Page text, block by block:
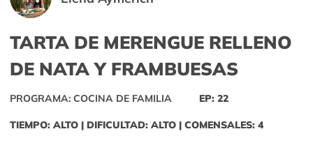
TARTA DE MERENGUE RELLENO
DE NATA Y FRAMBUESAS
PROGRAMA: COCINA DE FAMILIA EP: 22
TIEMPO: ALTO | DIFICULTAD: ALTO | COMENSALES: 4